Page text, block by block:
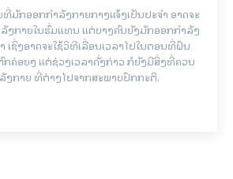
ກອອກກຳລັງກາຍກາງແຈ້ງເປັນປະຈຳ ອາດຈະ
ງກາຍໃນຮົ່ມແທນ ແຕ່ບາງຄົນຍັງມັກອອກກຳລັງ
ເຊິ່ງອາດຈະໃຊ້ວິທີເລື່ອນເວລາໄປໃນຕອນທີ່ຝົນ
ຄ່ອຍໆ ແຕ່ຊ່ວງເວລາດັ່ງກ່າວ ກໍຍັງມີສິ່ງທີ່ຄວນ
ງກາຍ ທີ່ຕ່າງໄປຈາກສະພາບປົກກະຕິ.